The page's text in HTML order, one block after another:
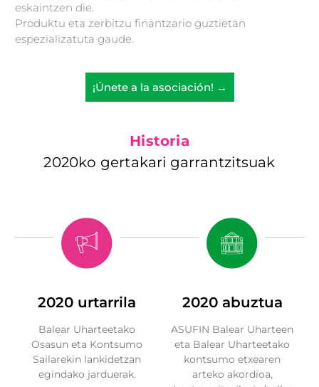
eskaintzen die.
Produktu eta zerbitzu finantzario guztietan
espezializatuta gaude.
¡Únete a la asociación! →
Historia
2020ko gertakari garrantzitsuak
2020 urtarrila
Balear Uharteetako
Osasun eta Kontsumo
Sailarekin lankidetzan
egindako jarduerak.
2020 abuztua
ASUFIN Balear Uharteen
eta Balear Uharteetako
kontsumo etxearen
arteko akordioa,